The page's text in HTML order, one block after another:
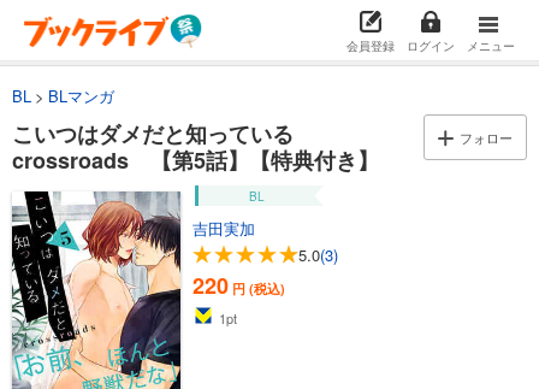
会員登録 ログイン メニュー
BL BLマンガ
こいつはダメだと知っている
crossroads 【第5話】【特典付き】
フォロー
BL
吉田実加
5.0(3)
220 円 (税込)
1pt